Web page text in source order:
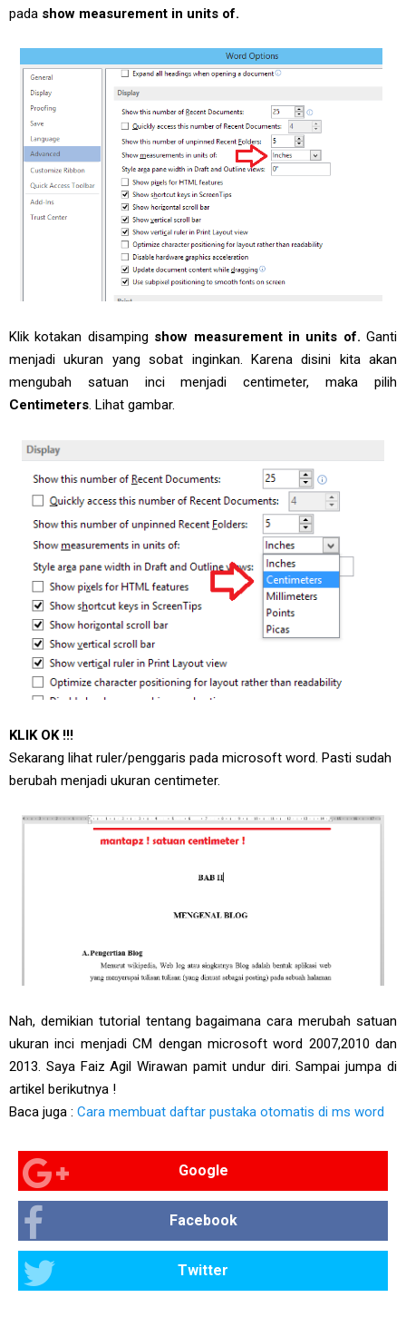
pada show measurement in units of.
Klik kotakan disamping show measurement in units of. Ganti
menjadi ukuran yang sobat inginkan. Karena disini kita akan
mengubah satuan inci menjadi centimeter, maka pilih
Centimeters. Lihat gambar.
KLIK OK !!!
Sekarang lihat ruler/penggaris pada microsoft word. Pasti sudah
berubah menjadi ukuran centimeter.
Nah, demikian tutorial tentang bagaimana cara merubah satuan
ukuran inci menjadi CM dengan microsoft word 2007,2010 dan
2013. Saya Faiz Agil Wirawan pamit undur diri. Sampai jumpa di
artikel berikutnya !
Baca juga : Cara membuat daftar pustaka otomatis di ms word
Google
Facebook
Twitter